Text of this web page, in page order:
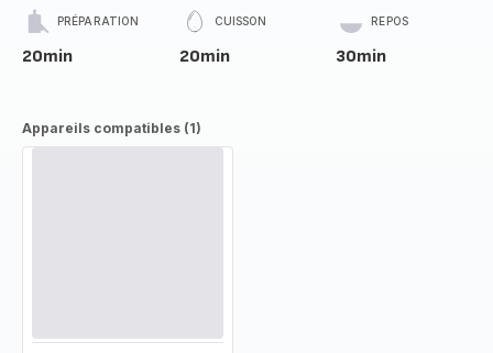
PRÉPARATION
20min
CUISSON
20min
REPOS
30min
Appareils compatibles (1)